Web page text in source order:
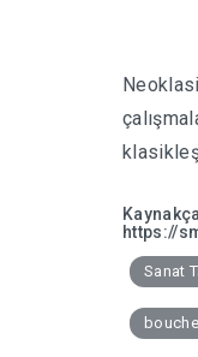
https://
Sanat